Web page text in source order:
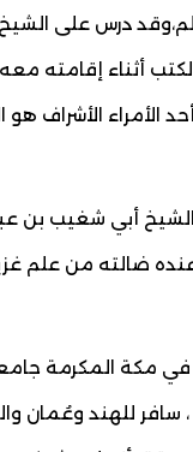
درس على
أثناء إقامته
الأمراء الأشراف هو
أبي شغيب بن
ضالته من علم
مكة المكرمة
سافر للهند وعُمان